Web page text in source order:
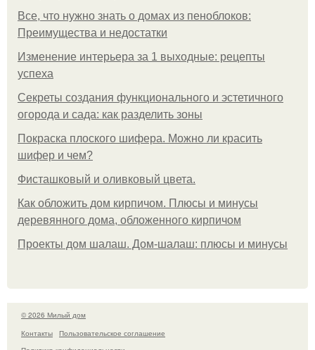
Все, что нужно знать о домах из пеноблоков:
Преимущества и недостатки
Изменение интерьера за 1 выходные: рецепты
успеха
Секреты создания функционального и эстетичного
огорода и сада: как разделить зоны
Покраска плоского шифера. Можно ли красить
шифер и чем?
Фисташковый и оливковый цвета.
Как обложить дом кирпичом. Плюсы и минусы
деревянного дома, обложенного кирпичом
Проекты дом шалаш. Дом-шалаш: плюсы и минусы
© 2026 Милый дом
Контакты
Пользовательское соглашение